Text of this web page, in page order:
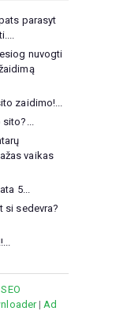
parasyt
nuvogti
zaidimo!...
vaikas
5...
si sedevra?
SEO
| Ad